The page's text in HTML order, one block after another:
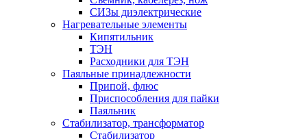
СИЗы диэлектрические
Нагревательные элементы
Кипятильник
ТЭН
Расходники для ТЭН
Паяльные принадлежности
Припой, флюс
Приспособления для пайки
Паяльник
Стабилизатор, трансформатор
Стабилизатор